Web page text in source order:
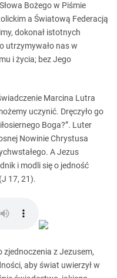
Bożego w Piśmie
a Światową Federacją
dokonał istotnych
utrzymywało nas w
i życia; bez Jego
Marcina Lutra
uczynić. Dręczyło go
Boga?”. Luter
Nowinie Chrystusa
A Jezus
i modli się o jedność
17, 21).
zjednoczenia z Jezusem,
aby świat uwierzył w